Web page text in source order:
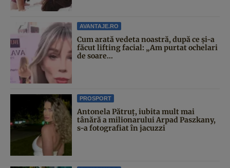
AVANTAJE.RO
Cum arată vedeta noastră, după ce și-a
făcut lifting facial: „Am purtat ochelari
de soare...
PROSPORT
Antonela Pătruț, iubita mult mai
tânără a milionarului Arpad Paszkany,
s-a fotografiat în jacuzzi